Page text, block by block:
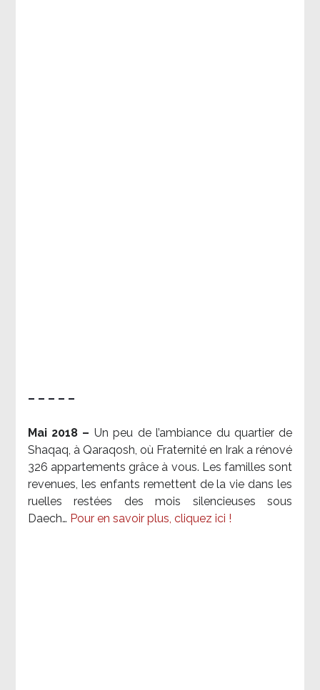
– – – – –
Mai 2018 – Un peu de l’ambiance du quartier de
Shaqaq, à Qaraqosh, où Fraternité en Irak a rénové
326 appartements grâce à vous. Les familles sont
revenues, les enfants remettent de la vie dans les
ruelles restées des mois silencieuses sous
Daech… Pour en savoir plus, cliquez ici !